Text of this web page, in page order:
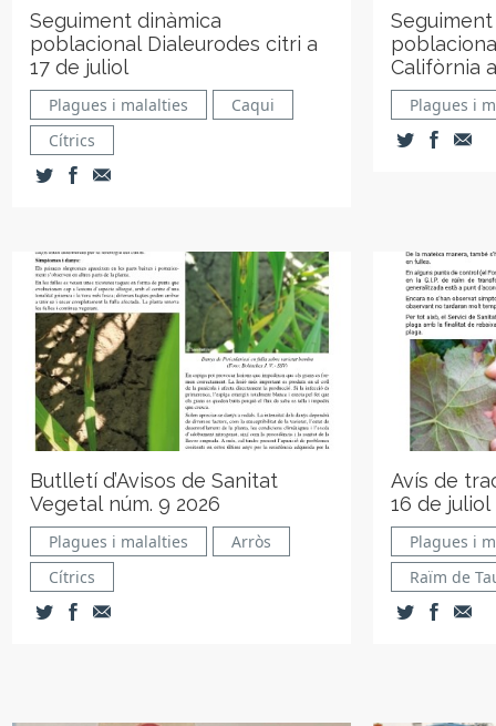
Seguiment dinàmica
poblacional Dialeurodes citri a
17 de juliol
Plagues i malalties
Caqui
Cítrics
Califòrnia
Plagues i
Butlletí d’Avisos de Sanitat
Vegetal núm. 9 2026
Plagues i malalties
Arròs
Cítrics
Avís de
16 de juliol
Plagues i
Raïm de